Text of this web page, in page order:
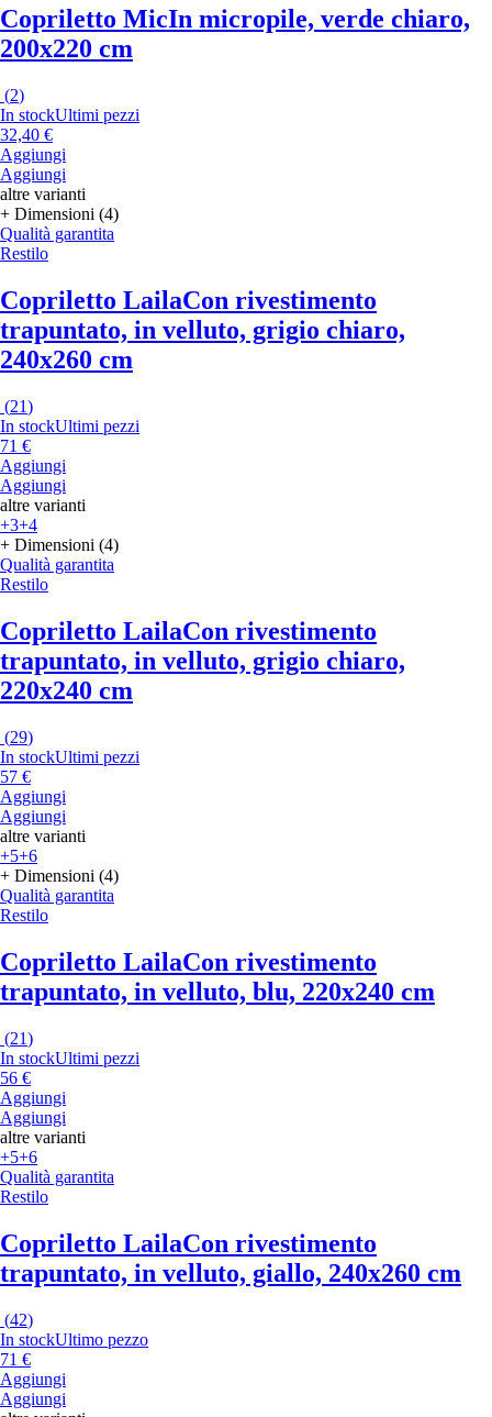
Copriletto MicIn micropile, verde chiaro,
200x220 cm
(2)
In stockUltimi pezzi
32,40 €
Aggiungi
Aggiungi
altre varianti
+ Dimensioni (4)
Qualità garantita
Restilo
Copriletto LailaCon rivestimento
trapuntato, in velluto, grigio chiaro,
240x260 cm
(21)
In stockUltimi pezzi
71 €
Aggiungi
Aggiungi
altre varianti
+3+4
+ Dimensioni (4)
Qualità garantita
Restilo
Copriletto LailaCon rivestimento
trapuntato, in velluto, grigio chiaro,
220x240 cm
(29)
In stockUltimi pezzi
57 €
Aggiungi
Aggiungi
altre varianti
+5+6
+ Dimensioni (4)
Qualità garantita
Restilo
Copriletto LailaCon rivestimento
trapuntato, in velluto, blu, 220x240 cm
(21)
In stockUltimi pezzi
56 €
Aggiungi
Aggiungi
altre varianti
+5+6
Qualità garantita
Restilo
Copriletto LailaCon rivestimento
trapuntato, in velluto, giallo, 240x260 cm
(42)
In stockUltimo pezzo
71 €
Aggiungi
Aggiungi